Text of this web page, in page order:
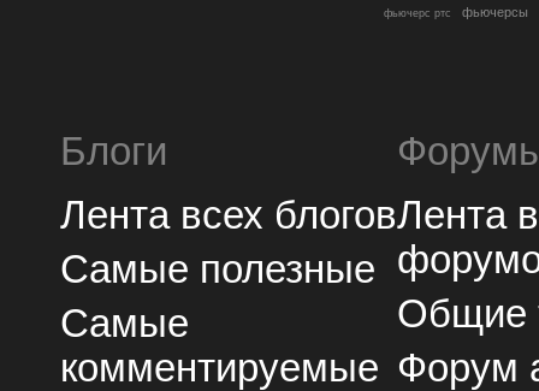
фьючерс ртс фьючерсы
Блоги
Лента всех блогов
Самые полезные
Самые
комментируемые
Лента
Общие
Форум